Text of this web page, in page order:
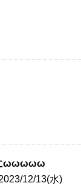
にωωωωω
12/13(水)